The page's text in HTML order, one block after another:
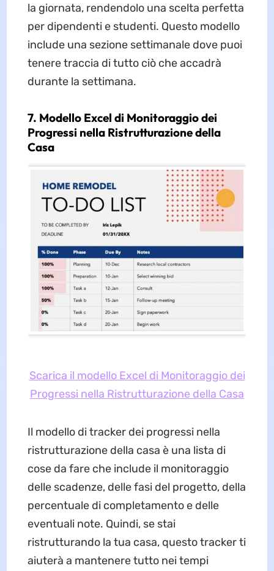
la giornata, rendendolo una scelta perfetta
per dipendenti e studenti. Questo modello
include una sezione settimanale dove puoi
tenere traccia di tutto ciò che accadrà
durante la settimana.
7. Modello Excel di Monitoraggio dei
Progressi nella Ristrutturazione della
Casa
Scarica il modello Excel di Monitoraggio dei
Progressi nella Ristrutturazione della Casa
Il modello di tracker dei progressi nella
ristrutturazione della casa è una lista di
cose da fare che include il monitoraggio
delle scadenze, delle fasi del progetto, della
percentuale di completamento e delle
eventuali note. Quindi, se stai
ristrutturando la tua casa, questo tracker ti
aiuterà a mantenere tutto nei tempi